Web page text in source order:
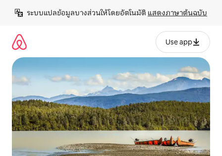
เนื้อหา
ระบบแปลข้อมูลบางส่วนให้โดยอัตโนมัติ แสดงภาษาต้นฉบับ
Use app